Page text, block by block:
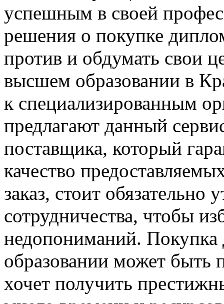
успешным в своей
решения о покупке
против и обдумать свои
высшем образовании в
к специализированным
предлагают данный
поставщика, который
качество
заказ, стоит обязательно
сотрудничества, чтобы
недопониманий.
образовании может быть
хочет получить